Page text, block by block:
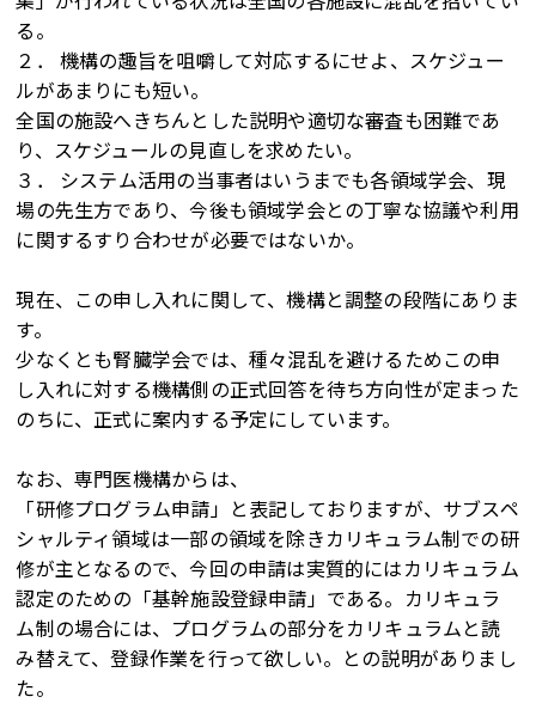
る。
２． 機構の趣旨を咀嚼して対応するにせよ、スケジュー
ルがあまりにも短い。
全国の施設へきちんとした説明や適切な審査も困難であ
り、スケジュールの見直しを求めたい。
３． システム活用の当事者はいうまでも各領域学会、現
場の先生方であり、今後も領域学会との丁寧な協議や利用
に関するすり合わせが必要ではないか。
現在、この申し入れに関して、機構と調整の段階にありま
す。
少なくとも腎臓学会では、種々混乱を避けるためこの申
し入れに対する機構側の正式回答を待ち方向性が定まった
のちに、正式に案内する予定にしています。
なお、専門医機構からは、
「研修プログラム申請」と表記しておりますが、サブスペ
シャルティ領域は一部の領域を除きカリキュラム制での研
修が主となるので、今回の申請は実質的にはカリキュラム
認定のための「基幹施設登録申請」である。カリキュラ
ム制の場合には、プログラムの部分をカリキュラムと読
み替えて、登録作業を行って欲しい。との説明がありまし
た。